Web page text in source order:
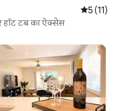
औसत रेटिंग
5 (11)
टब का ऐक्सेस